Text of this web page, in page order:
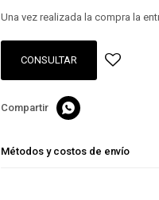
Una vez realizada la compra la
CONSULTAR

Métodos y costos de envío